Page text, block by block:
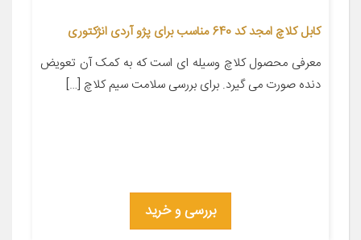
کابل کلاچ امجد کد 640 مناسب برای پژو آردی انژکتوری
معرفی محصول کلاچ وسیله‌ ای است که به کمک آن تعویض
دنده صورت می گیرد. برای بررسی سلامت سیم کلاچ […]
بررسی و خرید